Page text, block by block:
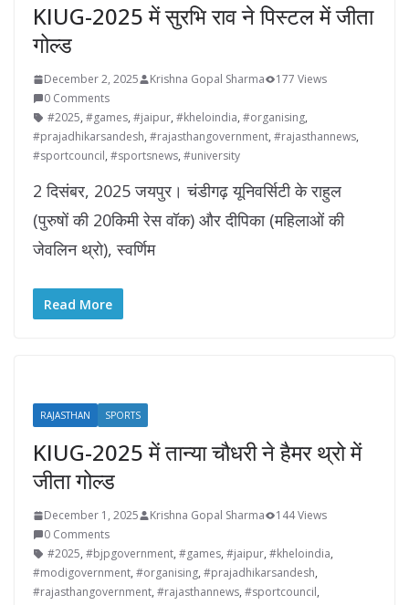
KIUG-2025 में सुरभि राव ने पिस्टल में जीता
गोल्ड
December 2, 2025 Krishna Gopal Sharma
177 Views
0 Comments
#2025, #games, #jaipur, #kheloindia, #organising,
#prajadhikarsandesh, #rajasthangovernment, #rajasthannews,
#sportcouncil, #sportsnews, #university
2 दिसंबर, 2025 जयपुर। चंडीगढ़ यूनिवर्सिटी के राहुल
(पुरुषों की 20किमी रेस वॉक) और दीपिका (महिलाओं की
जेवलिन थ्रो), स्वर्णिम
Read More
RAJASTHAN SPORTS
KIUG-2025 में तान्या चौधरी ने हैमर थ्रो में
जीता गोल्ड
December 1, 2025 Krishna Gopal Sharma
144 Views
0 Comments
#2025, #bjpgovernment, #games, #jaipur, #kheloindia,
#modigovernment, #organising, #prajadhikarsandesh,
#rajasthangovernment, #rajasthannews, #sportcouncil,